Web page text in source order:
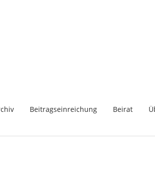
Beitragseinreichung Beirat